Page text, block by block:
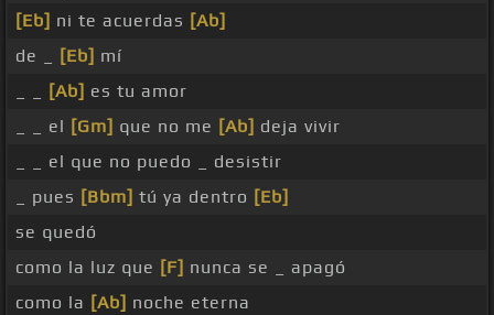
[Eb] ni te acuerdas [Ab]
de _
[Eb] mí
[Ab] es tu amor
_ _ el [Gm] que no me [Ab] deja vivir
_ _ el que no puedo _ desistir
_ pues [Bbm] tú ya dentro [Eb]
se quedó
como la luz que [F] nunca se _ apagó
como la [Ab] noche eterna